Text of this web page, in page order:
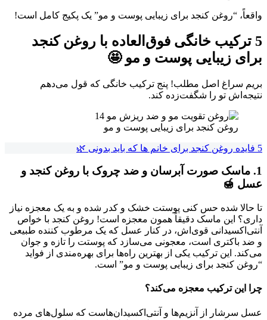
واقعاً، “روغن کنجد برای زیبایی پوست و مو” یک پکیج کامل است!
5 ترکیب خانگی فوق‌العاده با روغن کنجد
برای زیبایی پوست و مو 🤩
بریم سراغ اصل مطلب! پنج ترکیب خانگی که قول می‌دهم
نتیجه‌اش تو را شگفت‌زده کند.
روغن کنجد برای زیبایی پوست و مو
5 فایده روغن کنجد برای خانم ها که باید بدونی 🌿
1. ماسک صورت آبرسان و ضد چروک با روغن کنجد و
عسل 🍯
تا حالا شده حس کنی پوستت خشک و کدر شده و به یک معجزه نیاز
داری؟ این ماسک دقیقاً همون معجزه است! روغن کنجد با خواص
آنتی‌اکسیدانی قوی‌اش، در کنار عسل که یک مرطوب کننده طبیعی
و ضد باکتری است، معجونی می‌سازد که پوستت را تازه و جوان
می‌کند. این ترکیب یکی از بهترین راه‌ها برای بهره‌مندی از فواید
“روغن کنجد برای زیبایی پوست و مو” است.
چرا این ترکیب معجزه می‌کند؟
عسل سرشار از آنزیم‌ها و آنتی‌اکسیدان‌هاست که سلول‌های مرده